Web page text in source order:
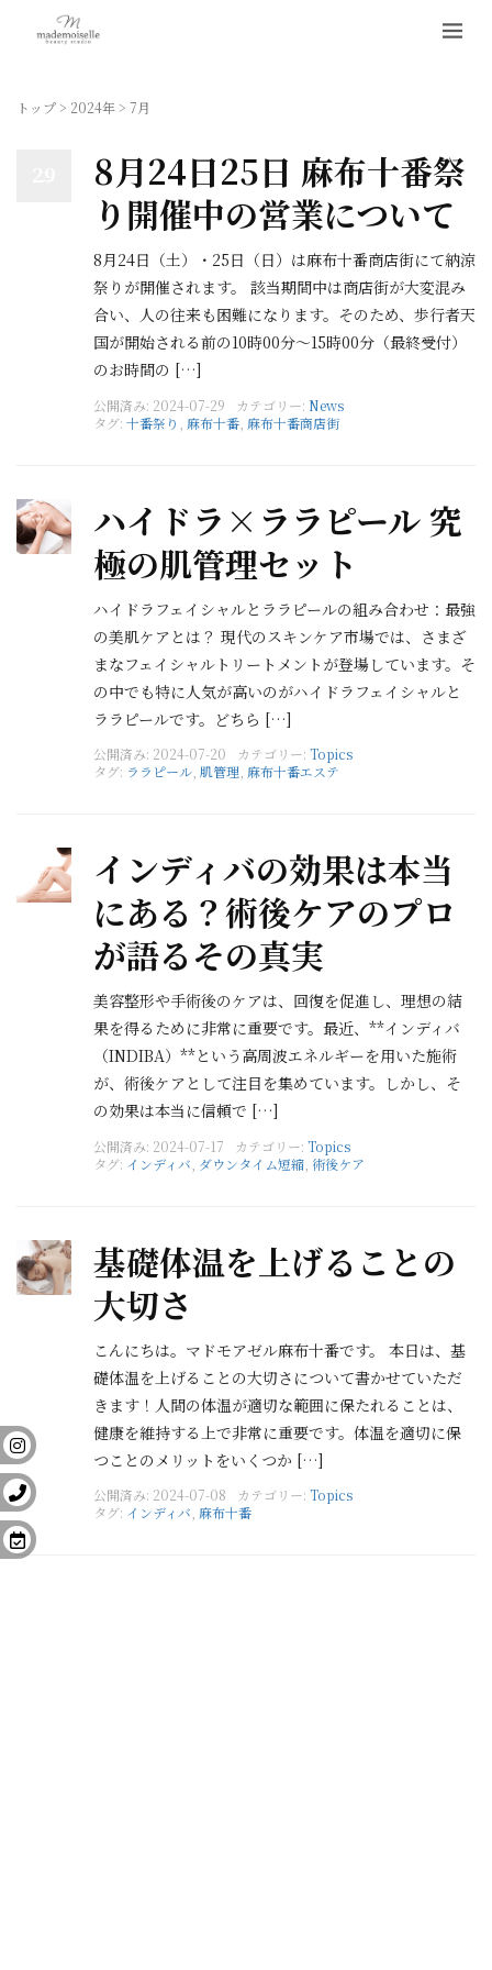
トップ> 2024年> 7月
8月24日25日 麻布十番祭
り開催中の営業について
8月24日（土）・25日（日）は麻布十番商店街にて納涼
祭りが開催されます。 該当期間中は商店街が大変混み
合い、人の往来も困難になります。そのため、歩行者天
国が開始される前の10時00分〜15時00分（最終受付）
のお時間の […]
公開済み: 2024-07-29 カテゴリー: News
タグ: 十番祭り 麻布十番 麻布十番商店街
ハイドラ×ララピール 究
極の肌管理セット
ハイドラフェイシャルとララピールの組み合わせ：最強
の美肌ケアとは？ 現代のスキンケア市場では、さまざ
まなフェイシャルトリートメントが登場しています。そ
の中でも特に人気が高いのがハイドラフェイシャルと
ララピールです。どちら […]
公開済み: 2024-07-20 カテゴリー: Topics
タグ: ララピール 肌管理 麻布十番エステ
インディバの効果は本当
にある？術後ケアのプロ
が語るその真実
美容整形や手術後のケアは、回復を促進し、理想の結
果を得るために非常に重要です。最近、**インディバ
（INDIBA）**という高周波エネルギーを用いた施術
が、術後ケアとして注目を集めています。しかし、そ
の効果は本当に信頼で […]
公開済み: 2024-07-17 カテゴリー: Topics
タグ: インディバ ダウンタイム短縮 術後ケア
基礎体温を上げることの
大切さ
こんにちは。マドモアゼル麻布十番です。 本日は、基
礎体温を上げることの大切さについて書かせていただ
きます！人間の体温が適切な範囲に保たれることは、
健康を維持する上で非常に重要です。体温を適切に保
つことのメリットをいくつか […]
公開済み: 2024-07-08 カテゴリー: Topics
タグ: インディバ 麻布十番